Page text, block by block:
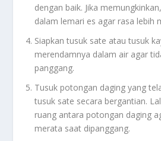
dengan baik. Jika
dalam lemari es agar rasa lebih
Siapkan tusuk sate atau tusuk
merendamnya dalam air agar
panggang.
Tusuk potongan daging yang
tusuk sate secara bergantian.
ruang antara potongan daging
merata saat dipanggang.